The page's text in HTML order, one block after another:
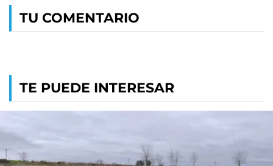
TU COMENTARIO
TE PUEDE INTERESAR